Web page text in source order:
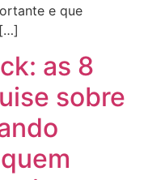
e que
as 8
sobre